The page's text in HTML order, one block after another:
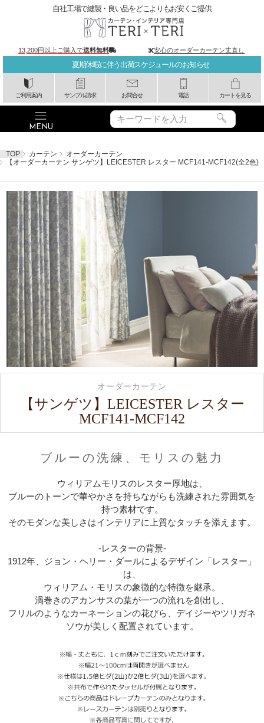
夏期休暇に伴う出荷スケジュールのお知らせ
ご利用案内 サンプル請求 お問合せ 電話 カートを見る
自社工場で縫製・良い品をどこよりもお安くご提供
13,200円以上ご購入で送料無料 安心のオーダーカーテン丈直し
TOP カーテン
オーダーカーテン
【オーダーカーテン サンゲツ】LEICESTER レスター MCF141-MCF142(全2色)
ブルーの洗練、モリスの魅力
オーダーカーテン
【サンゲツ】LEICESTER レスター
MCF141-MCF142
ウィリアムモリスのレスター厚地は、
ブルーのトーンで華やかさを持ちながらも洗練された雰囲気を
持つ素材です。
そのモダンな美しさはインテリアに上質なタッチを添えます。
-レスターの背景-
1912年、ジョン・ヘリー・ダールによるデザイン「レスター」
は、
ウィリアム・モリスの象徴的な特徴を継承。
渦巻きのアカンサスの葉が一つの流れを創出し、
フリルのようなカーネーションの花びら、デイジーやツリガネ
ソウが美しく配置されています。